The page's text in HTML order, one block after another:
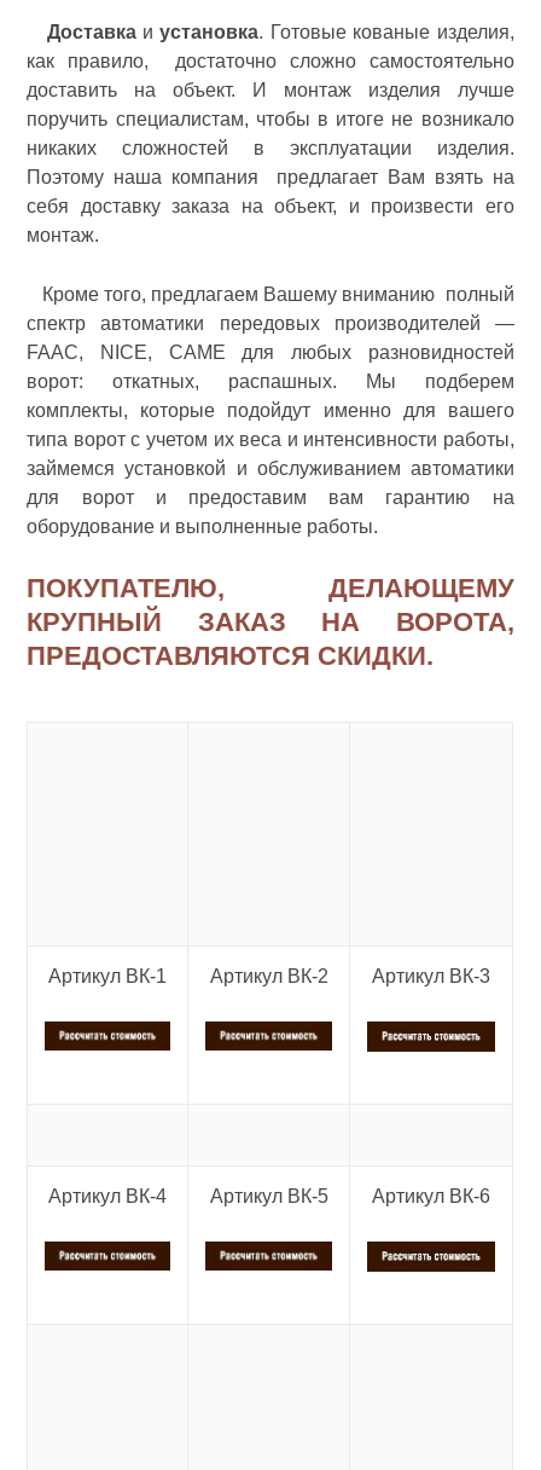
Доставкаиустановка. Готовые кованые изделия,
как правило, достаточно сложно самостоятельно
доставить на объект. И монтаж изделия лучше
поручить специалистам, чтобы в итоге не возникало
никаких сложностей в эксплуатации изделия.
Поэтому наша компания предлагает Вам взять на
себя доставку заказа на объект, и произвести его
монтаж.
Кроме того, предлагаем Вашему вниманию полный
спектр автоматики передовых производителей —
FAAC, NICE, CAME для любых разновидностей
ворот: откатных, распашных. Мы подберем
комплекты, которые подойдут именно для вашего
типа ворот с учетом их веса и интенсивности работы,
займемся установкой и обслуживанием автоматики
для ворот и предоставим вам гарантию на
оборудование и выполненные работы.
ПОКУПАТЕЛЮ, ДЕЛАЮЩЕМУ
КРУПНЫЙ ЗАКАЗ НА ВОРОТА,
ПРЕДОСТАВЛЯЮТСЯ СКИДКИ.
Артикул ВК-1 Артикул ВК-2 Артикул ВК-3
Артикул ВК-4 Артикул ВК-5 Артикул ВК-6